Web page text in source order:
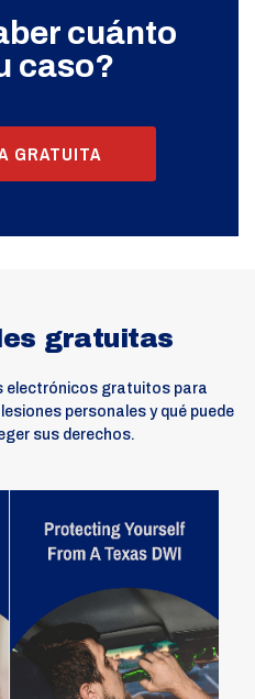
cuánto
caso?
GRATUITA
gratuitas
electrónicos gratuitos para
personales y qué puede
sus derechos.